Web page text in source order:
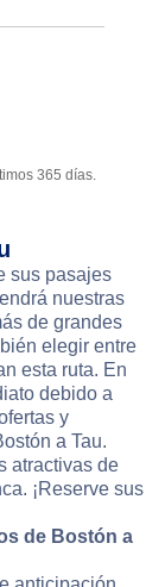
365 días.
sus pasajes
nuestras
de grandes
elegir entre
esta ruta. En
debido a
y
a Tau.
atractivas de
¡Reserve sus
de Bostón a